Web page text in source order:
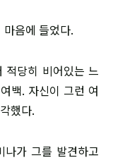
음에 들었다.
적당히 비어있는 느
백. 자신이 그런 여
했다.
가 그를 발견하고